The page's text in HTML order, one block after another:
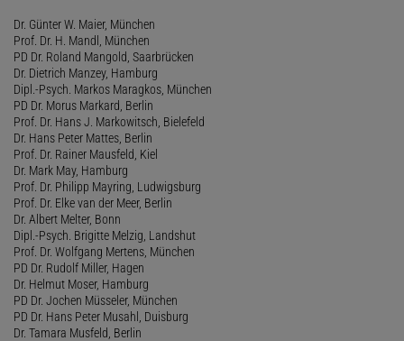
Dr. Günter W. Maier, München
Prof. Dr. H. Mandl, München
PD Dr. Roland Mangold, Saarbrücken
Dr. Dietrich Manzey, Hamburg
Dipl.-Psych. Markos Maragkos, München
PD Dr. Morus Markard, Berlin
Prof. Dr. Hans J. Markowitsch, Bielefeld
Dr. Hans Peter Mattes, Berlin
Prof. Dr. Rainer Mausfeld, Kiel
Dr. Mark May, Hamburg
Prof. Dr. Philipp Mayring, Ludwigsburg
Prof. Dr. Elke van der Meer, Berlin
Dr. Albert Melter, Bonn
Dipl.-Psych. Brigitte Melzig, Landshut
Prof. Dr. Wolfgang Mertens, München
PD Dr. Rudolf Miller, Hagen
Dr. Helmut Moser, Hamburg
PD Dr. Jochen Müsseler, München
PD Dr. Hans Peter Musahl, Duisburg
Dr. Tamara Musfeld, Berlin